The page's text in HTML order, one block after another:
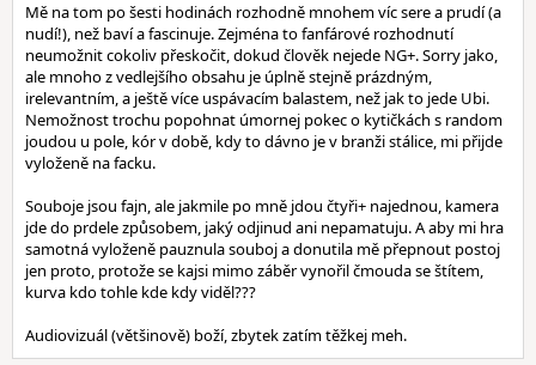
Mě na tom po šesti hodinách rozhodně mnohem víc sere a prudí (a
nudí!), než baví a fascinuje. Zejména to fanfárové rozhodnutí
neumožnit cokoliv přeskočit, dokud člověk nejede NG+. Sorry jako,
ale mnoho z vedlejšího obsahu je úplně stejně prázdným,
irelevantním, a ještě více uspávacím balastem, než jak to jede Ubi.
Nemožnost trochu popohnat úmornej pokec o kytičkách s random
joudou u pole, kór v době, kdy to dávno je v branži stálice, mi přijde
vyloženě na facku.
Souboje jsou fajn, ale jakmile po mně jdou čtyři+ najednou, kamera
jde do prdele způsobem, jaký odjinud ani nepamatuju. A aby mi hra
samotná vyloženě pauznula souboj a donutila mě přepnout postoj
jen proto, protože se kajsi mimo záběr vynořil čmouda se štítem,
kurva kdo tohle kde kdy viděl???
Audiovizuál (většinově) boží, zbytek zatím těžkej meh.